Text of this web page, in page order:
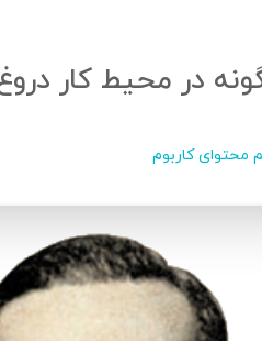
در محیط کار
محتوای کاربوم